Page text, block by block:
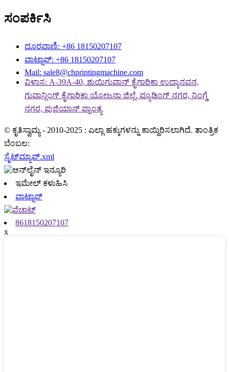
ಸಂಪರ್ಕಿಸಿ
ದೂರವಾಣಿ: +86 18150207107
ವಾಟ್ಸಾಪ್: +86 18150207107
Mail: sale8@chprintingmachine.com
ವಿಳಾಸ: A-39A-40, ಶುಯಿಗುವಾನ್ ಕೈಗಾರಿಕಾ ಉದ್ಯಾನವನ,
ಗುವಾನ್ಲಿಂಗ್ ಕೈಗಾರಿಕಾ ಯೋಜನಾ ಜಿಲ್ಲೆ, ಫ್ಯೂಡಿಂಗ್ ನಗರ, ನಿಂಗ್ಡೆ
ನಗರ, ಫುಜಿಯಾನ್ ಪ್ರಾಂತ್ಯ
© ಕೃತಿಸ್ವಾಮ್ಯ - 2010-2025 : ಎಲ್ಲಾ ಹಕ್ಕುಗಳನ್ನು ಕಾಯ್ದಿರಿಸಲಾಗಿದೆ. ತಾಂತ್ರಿಕ
ಬೆಂಬಲ:
ಸೈಟ್‌ಮ್ಯಾಪ್.xml
ಇಮೇಲ್ ಕಳುಹಿಸಿ
ವಾಟ್ಸಾಪ್
8618150207107
x